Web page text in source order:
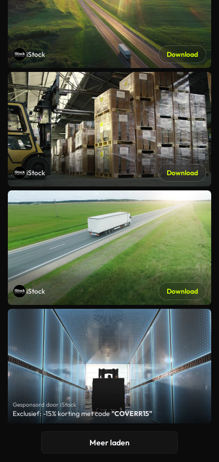
iStock Download
iStock Download
iStock Download
Gesponsord door iStock
Exclusief: -15% korting met code"COVERR15"
Meer laden